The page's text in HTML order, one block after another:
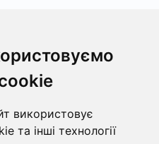
використовує
та інші технології